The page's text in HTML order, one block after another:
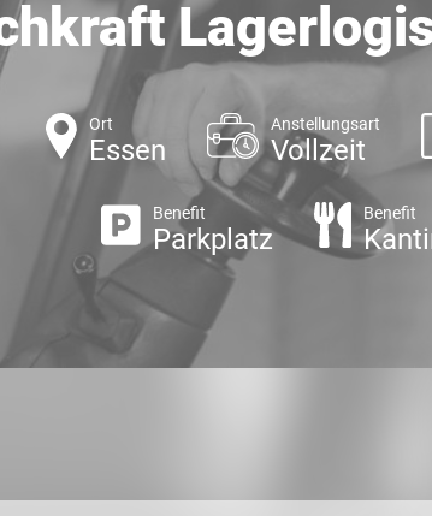
Ort
Essen
Anstellungsart
Vollzeit
Benefit
Parkplatz
Benefit